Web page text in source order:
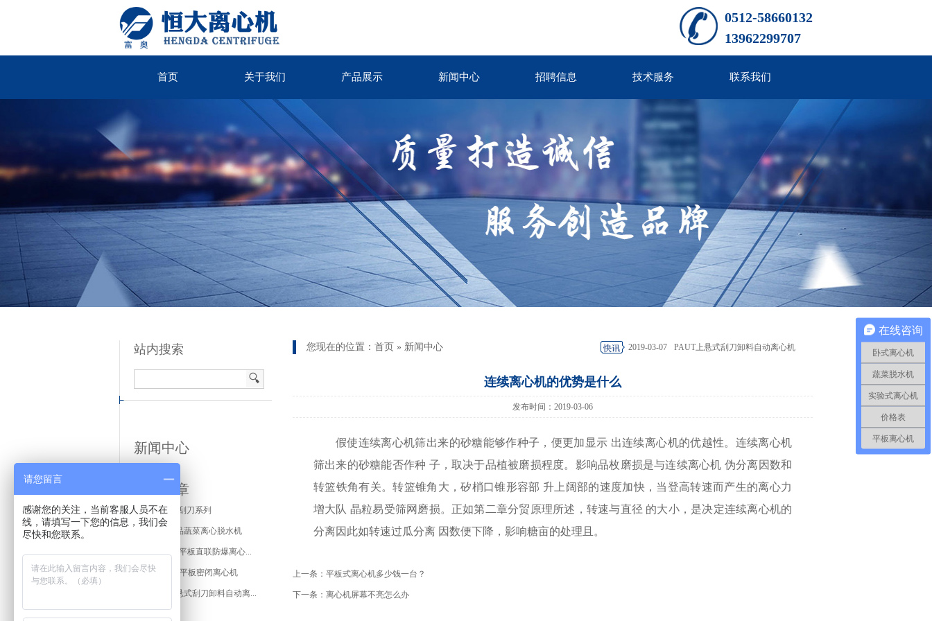
0512-58660132
13962299707
首页 关于我们 产品展示 新闻中心 招聘信息 技术服务 联系我们
2019-03-07
PAUT上悬式刮刀卸料自动离心机
2019-03-07
PGZ平板刮刀系列
2019-03-07
SL/PL食品蔬菜离心脱水机
2019-03-07
PAUT上悬式刮刀卸料自动离心机
您现在的位置： 首页 » 新闻中心
连续离心机的优势是什么
发布时间：2019-03-06
假使连续离心机筛出来的砂糖能够作种子，便更加显示 出连续离心机的优越性。连续离心机
筛出来的砂糖能否作种 子，取决于品植被磨损程度。影响品枚磨损是与连续离心机 伪分离因数和
转篮铁角有关。转篮锥角大，矽梢口锥形容部 升上阔部的速度加快，当登高转速而产生的离心力
增大队 晶粒易受筛网磨损。正如第二章分贸原理所述，转速与直径 的大小，是决定连续离心机的
分离因此如转速过瓜分离 因数便下降，影响糖亩的处理且。
上一条： 平板式离心机多少钱一台？
下一条： 离心机屏幕不亮怎么办
站内搜索
新闻中心
推荐文章
PGZ平板刮刀系列
SL/PL食品蔬菜离心脱水机
P(L)SF型平板直联防爆离心...
P(L)SB型平板密闭离心机
PAUT上悬式刮刀卸料自动离...
在线咨询
卧式离心机
蔬菜脱水机
实验式离心机
价格表
平板离心机
请您留言
感谢您的关注，当前客服人员不在
线，请填写一下您的信息，我们会
尽快和您联系。